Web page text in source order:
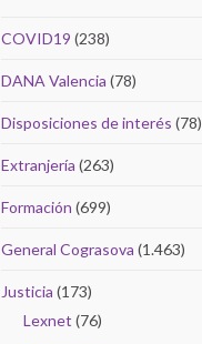
COVID19 (238)
DANA Valencia (78)
Disposiciones de interés (78)
Extranjería (263)
Formación (699)
General Cograsova (1.463)
Justicia (173)
Lexnet (76)